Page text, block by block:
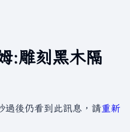
:雕刻黑木隔
過後仍看到此訊息，請重新